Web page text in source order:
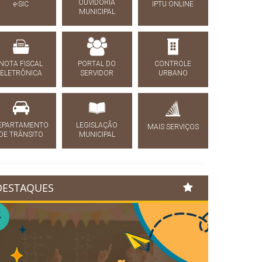
e-SIC
OUVIDORIA
MUNICIPAL
IPTU ONLINE
FISCAL
ELETRÔNICA
PORTAL DO
SERVIDOR
CONTROLE
URBANO
TRÂNSITO
LEGISLAÇÃO
MUNICIPAL
MAIS SERVIÇOS